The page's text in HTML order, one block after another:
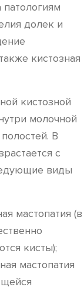
долек и
кистозная
кистозной
молочной
В
с
виды
мастопатия (в
кисты);
мастопатия